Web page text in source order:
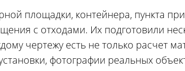
площадки, контейнера, пункта
с отходами. Их подготовили
чертежу есть не только расчет
фотографии реальных